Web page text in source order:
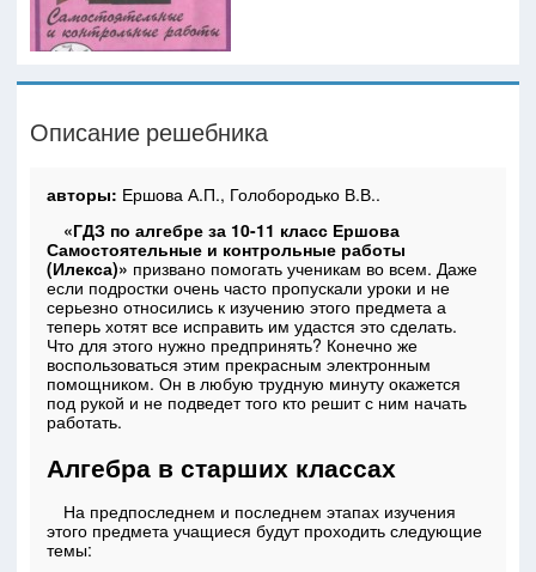
Описание решебника
авторы: Ершова А.П., Голобородько В.В..
«ГДЗ по алгебре за 10-11 класс Ершова
Самостоятельные и контрольные работы
(Илекса)» призвано помогать ученикам во всем. Даже
если подростки очень часто пропускали уроки и не
серьезно относились к изучению этого предмета а
теперь хотят все исправить им удастся это сделать.
Что для этого нужно предпринять? Конечно же
воспользоваться этим прекрасным электронным
помощником. Он в любую трудную минуту окажется
под рукой и не подведет того кто решит с ним начать
работать.
Алгебра в старших классах
На предпоследнем и последнем этапах изучения
этого предмета учащиеся будут проходить следующие
темы: